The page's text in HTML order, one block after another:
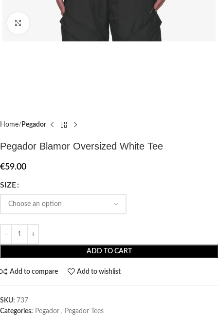
Click to enlarge
Home Pegador​
Pegador Blamor Oversized White Tee
€59.00
SIZE
ADD TO CART
Add to compare Add to wishlist
SKU: 737
Categories: Pegador​ , Pegador Tees